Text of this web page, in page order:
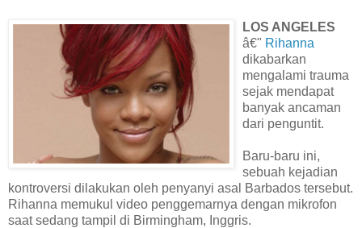
LOS ANGELES
â€" Rihanna
dikabarkan
mengalami trauma
sejak mendapat
banyak ancaman
dari penguntit.
Baru-baru ini,
sebuah kejadian
kontroversi dilakukan oleh penyanyi asal Barbados tersebut.
Rihanna memukul video penggemarnya dengan mikrofon
saat sedang tampil di Birmingham, Inggris.